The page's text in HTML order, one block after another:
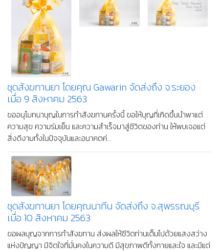
ชุดสังฆทานยา โดยคุณณัฐกานต์ จัดส่งถึง วัดต๊ำม่อน
อ.เมือง จ.พะเยา เมื่อ 2 สิงหาคม 2563
อนุโมทนาบุญจากการถวายสังฆทานค่ะ ขอให้บุญนี้คุ้มครองท่านให้พ้น
จากอุปสรรคทั้งปวง พบเจอแต่ความสำเร็จในสิ่งที่มุ่งหวัง มีแต่ความ
สุขสว่างไสวในใจและในชีวิตค่ะ
ชุดสังฆทานยา โดยคุณ Gawarin จัดส่งถึง จ.ระยอง
เมื่อ 9 สิงหาคม 2563